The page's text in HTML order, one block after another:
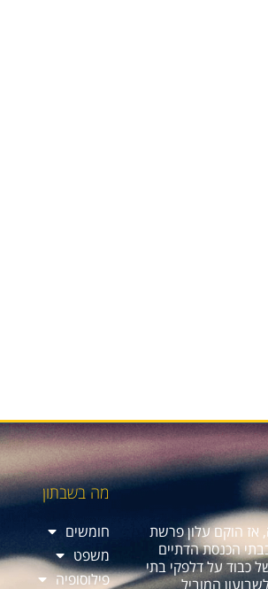
לפני 25 שנה, אז הוקם עלון פרשת
הכנסת הדתיים
כבוד על דלפקי בתי
המוביל
מה בשבתון
חומשים
משפט
פילוסופיה